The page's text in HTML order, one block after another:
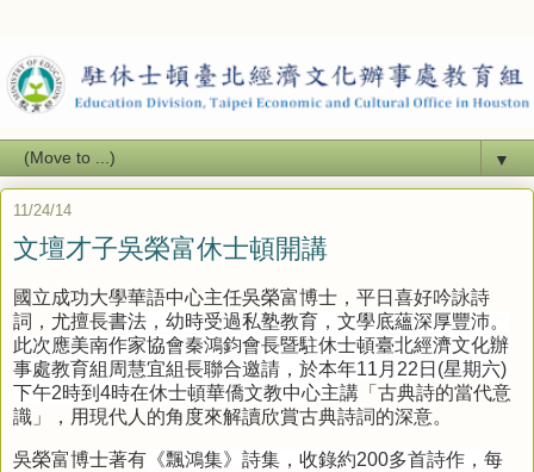
▼
11/24/14
文壇才子吳榮富休士頓開講
國立成功大學華語中心主任吳榮富博士，平日喜好吟詠詩
詞，尤擅長書法，幼時受過私塾教育，文學底蘊深厚豐沛。
此次應美南作家協會秦鴻鈞會長暨駐休士頓臺北經濟文化辦
事處教育組周慧宜組長聯合邀請，於本年11 月 22 日 (星期六)
下午2時到 4時在休士頓華僑文教中心主講 「古典詩的當代意
識」，用現代人的角度來解讀欣賞古典詩詞的深意。
吳榮富博士著有 《飄鴻集》詩集，收錄約200多首詩作，每